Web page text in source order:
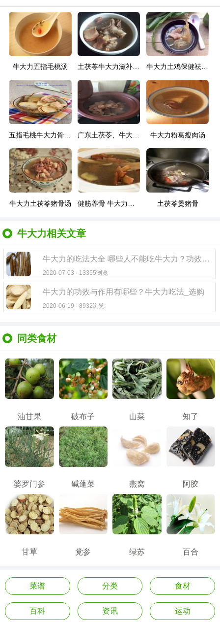
牛大力五指毛桃汤 土茯苓牛大力滋补猪骨汤 牛大力土鸡保健祛湿汤
五指毛桃牛大力骨头汤 广东土茯苓、牛大力、莲藕猪骨靓汤 牛大力粉葛瘦肉汤
牛大力土茯苓猪骨汤 土茯苓煲猪骨
牛大力相关文章
牛大力的吃法大全 哪些人不能吃牛大力？功效作用_副作用_做法大全
2020-07-03 · 13355浏览
牛大力的功效与作用有哪些？牛大力吃法_选购
2020-06-19 · 8932浏览
同类食材
油甘果 破布子 山菜 知了
婆罗门参 碱蓬菜 燕窝 阿胶
甘草 党参 绿苏 百合
菜谱 分类 食材
百科 资讯 运动